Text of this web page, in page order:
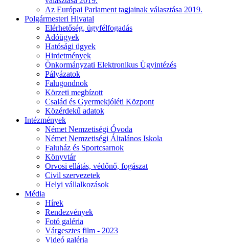
Az Európai Parlament tagjainak választása 2019.
Polgármesteri Hivatal
Elérhetőség, ügyfélfogadás
Adóügyek
Hatósági ügyek
Hirdetmények
Önkormányzati Elektronikus Ügyintézés
Pályázatok
Falugondnok
Körzeti megbízott
Család és Gyermekjóléti Központ
Közérdekű adatok
Intézmények
Német Nemzetiségi Óvoda
Német Nemzetiségi Általános Iskola
Faluház és Sportcsarnok
Könyvtár
Orvosi ellátás, védőnő, fogászat
Civil szervezetek
Helyi vállalkozások
Média
Hírek
Rendezvények
Fotó galéria
Várgesztes film - 2023
Videó galéria